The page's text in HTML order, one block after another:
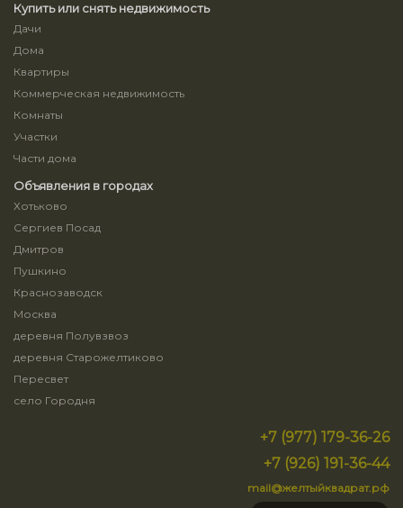
Купить или снять недвижимость
Дачи
Дома
Квартиры
Коммерческая недвижимость
Комнаты
Участки
Части дома
Объявления в городах
Хотьково
Сергиев Посад
Дмитров
Пушкино
Краснозаводск
Москва
деревня Полувзвоз
деревня Старожелтиково
Пересвет
село Городня
+7 (977) 179-36-26
+7 (926) 191-36-44
mail@желтыйквадрат.рф